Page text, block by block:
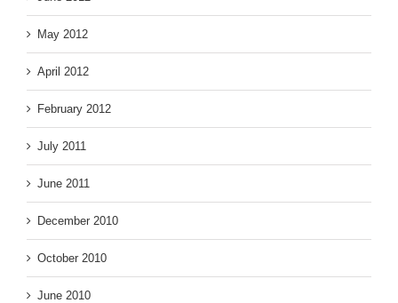
May 2012
April 2012
February 2012
July 2011
June 2011
December 2010
October 2010
June 2010